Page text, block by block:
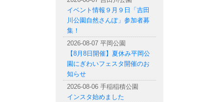
イベント情報９月９日「吉田
川公園自然さんぽ」参加者募
集！
2026-08-07 平岡公園
【8月8日開催】夏休み平岡公
園にぎわいフェスタ開催のお
知らせ
2026-08-06 手稲稲積公園
インスタ始めました